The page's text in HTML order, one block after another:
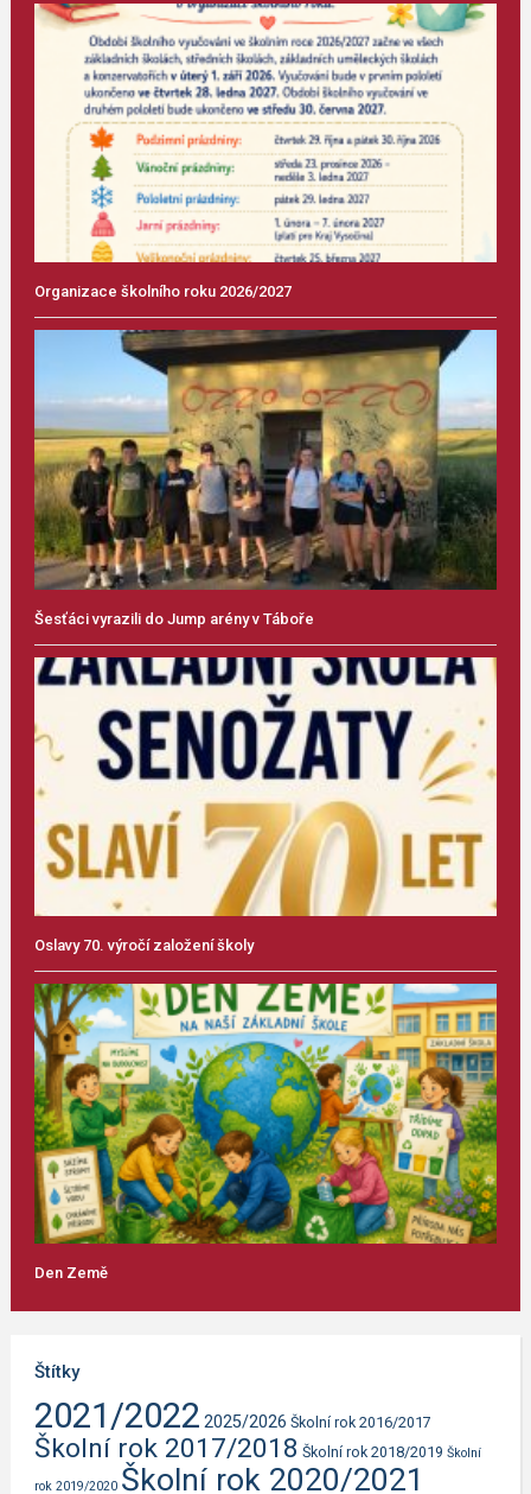
Organizace školního roku 2026/2027
Šesťáci vyrazili do Jump arény v Táboře
Oslavy 70. výročí založení školy
Den Země
Štítky
2021/2022 2025/2026 Školní rok 2016/2017
Školní rok 2017/2018 Školní rok 2018/2019 Školní
rok 2019/2020 Školní rok 2020/2021